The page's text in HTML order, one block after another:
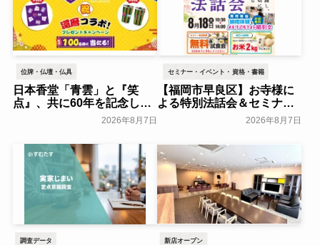
位牌・仏壇・仏具
日本香堂「青雲」と『笑
点』、共に60年を記念した
初コラボ！オリジナルグッ
ズのプレゼントキャンペー
ンを実施～日本香堂～
一般公開
2026年8月7日
セミナー・イベント・資格・書籍
【福岡市早良区】お寺様に
よる特別法話会＆セミナー
特典「無料試食会」を8月
18日(月)にシティホール飯
一般公開
2026年8月7日
調査データ 新店オープン